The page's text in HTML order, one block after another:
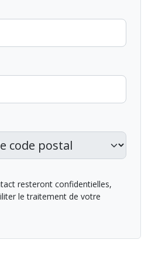
resteront confidentielles,
le traitement de votre